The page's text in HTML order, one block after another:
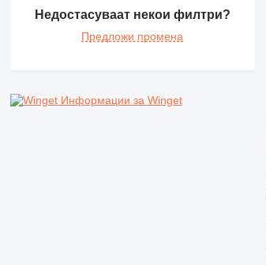
CS
D series
GC
Недостасуваат некои филтри?
Предложи промена
Информации за Winget